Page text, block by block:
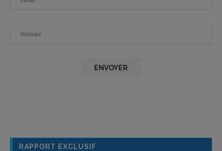
RAPPORT EXCLUSIF